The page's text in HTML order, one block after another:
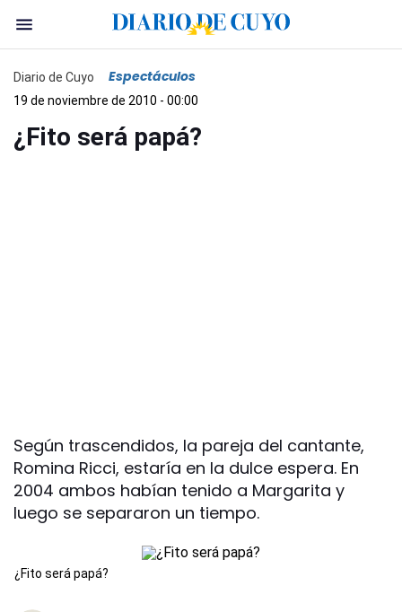
Diario de Cuyo Espectáculos
19 de noviembre de 2010 - 00:00
¿Fito será papá?
Según trascendidos, la pareja del cantante,
Romina Ricci, estaría en la dulce espera. En
2004 ambos habían tenido a Margarita y
luego se separaron un tiempo.
¿Fito será papá?